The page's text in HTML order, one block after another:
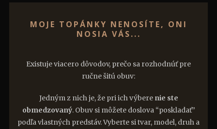
MOJE TOPÁNKY NENOSÍTE, ONI
NOSIA VÁS...
Existuje viacero dôvodov, prečo sa rozhodnúť pre
ručne šitú obuv:
Jedným z nich je, že pri ich výbere nie ste
obmedzovaný. Obuv si môžete doslova “poskladať”
podľa vlastných predstáv. Vyberte si tvar, model, druh a